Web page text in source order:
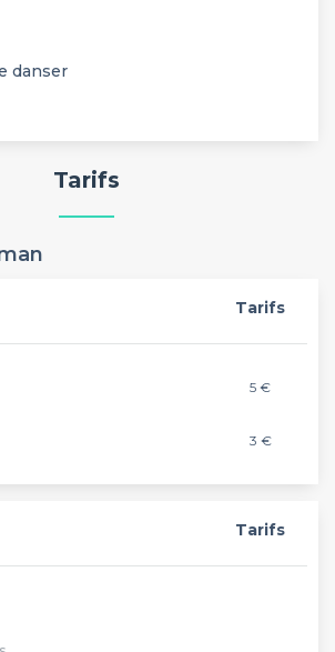
danser
Tarifs
Tarifs
5 €
3 €
Tarifs